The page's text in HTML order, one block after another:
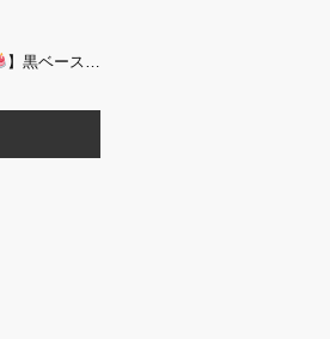
】黒ベース×ヒョウ柄がおしゃれ